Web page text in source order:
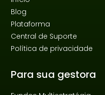
Blog
Plataforma
Central de Suporte
Política de privacidade
Para sua gestora